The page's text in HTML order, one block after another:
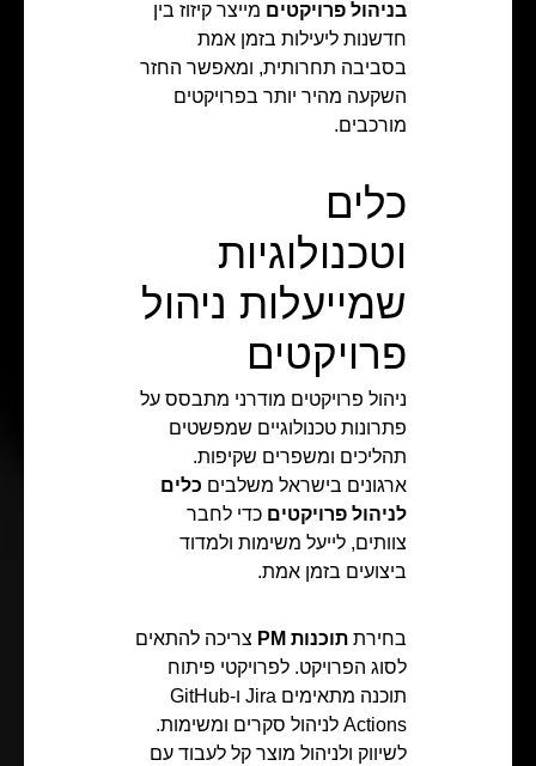
בניהול פרויקטים מייצר קיזוז בין
חדשנות ליעילות בזמן אמת
בסביבה תחרותית, ומאפשר החזר
השקעה מהיר יותר בפרויקטים
מורכבים.
כלים
וטכנולוגיות
שמייעלות ניהול
פרויקטים
ניהול פרויקטים מודרני מתבסס על
פתרונות טכנולוגיים שמפשטים
תהליכים ומשפרים שקיפות.
ארגונים בישראל משלבים כלים
לניהול פרויקטים כדי לחבר
צוותים, לייעל משימות ולמדוד
ביצועים בזמן אמת.
בחירת תוכנות PM
צריכה להתאים
לסוג הפרויקט. לפרויקטי פיתוח
תוכנה מתאימים Jira ו-GitHub
Actions לניהול סקרים ומשימות.
לשיווק ולניהול מוצר קל לעבוד עם